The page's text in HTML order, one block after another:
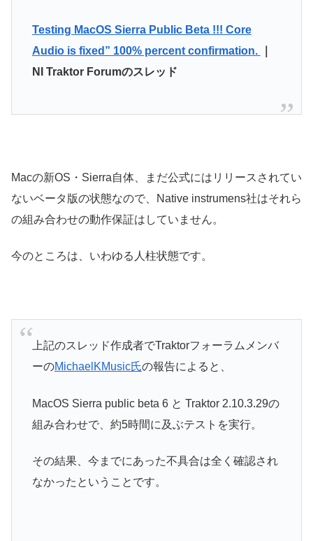
Testing MacOS Sierra Public Beta !!! Core
Audio is fixed” 100% percent confirmation.
NI Traktor Forumのスレッド
Macの新OS・Sierra自体、まだ公式にはリリースされてい
ないベータ版の状態なので、Native instrumens社はそれら
の組み合わせの動作保証はしていません。
今のところは、いわゆる人柱状態です。
上記のスレッド作成者でTraktorフォーラムメンバ
ーのMichaelKMusic氏の報告によると、
MacOS Sierra public beta 6 と Traktor 2.10.3.29の
組み合わせで、約5時間に及ぶテストを実行。
その結果、今までにあった不具合は全く確認され
なかったということです。